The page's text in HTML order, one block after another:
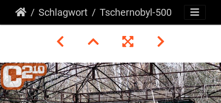
Schlagwort Tschernobyl-500